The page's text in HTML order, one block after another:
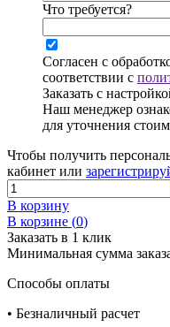
Что требуется?
Согласен с
соответствии с
Заказать с
Наш менеджер
для уточнения
Чтобы получить
кабинет или
В корзину
В корзине (0)
Заказать в 1 клик
Минимальная сумма
Способы оплаты
• Безналичный расчет